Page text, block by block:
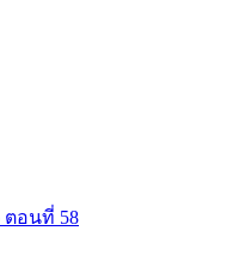
ตอนที่ 58